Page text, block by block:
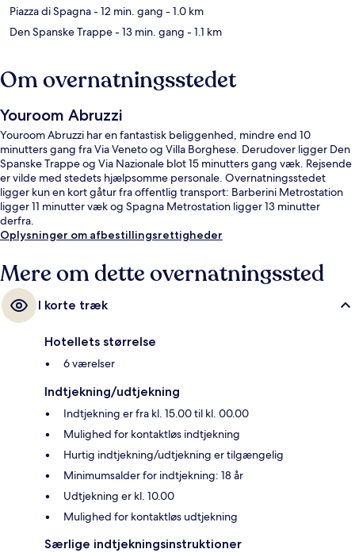
Piazza di Spagna- 12 min. gang - 1.0 km
Den Spanske Trappe- 13 min. gang - 1.1 km
Om overnatningsstedet
Youroom Abruzzi
Youroom Abruzzi har en fantastisk beliggenhed, mindre end 10
minutters gang fra Via Veneto og Villa Borghese. Derudover ligger Den
Spanske Trappe og Via Nazionale blot 15 minutters gang væk. Rejsende
er vilde med stedets hjælpsomme personale. Overnatningsstedet
ligger kun en kort gåtur fra offentlig transport: Barberini Metrostation
ligger 11 minutter væk og Spagna Metrostation ligger 13 minutter
derfra.
Oplysninger om afbestillingsrettigheder
Mere om dette overnatningssted
I korte træk
Hotellets størrelse
6 værelser
Indtjekning/udtjekning
Indtjekning er fra kl. 15.00 til kl. 00.00
Mulighed for kontaktløs indtjekning
Hurtig indtjekning/udtjekning er tilgængelig
Minimumsalder for indtjekning: 18 år
Udtjekning er kl. 10.00
Mulighed for kontaktløs udtjekning
Særlige indtjekningsinstruktioner